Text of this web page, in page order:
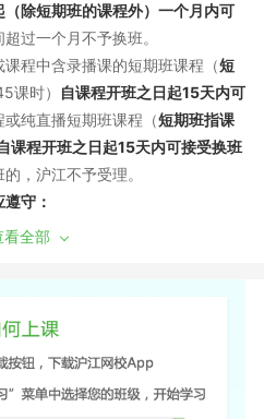
除短期班的课程外）一个月内可
过一个月不予换班。
课程中含录播课的短期班课程（短
课时）
自课程开班之日起15天内可
纯直播短期班课程（短期班指课
课程开班之日起15天内可接受换班
，沪江不予受理。
守：
江审批，换班差价需遵循现行售后
程时使用消耗的学习卡/优惠券将
班级中进行抵扣课程费用。
机会，已申请并成功更换的课程不
看全部